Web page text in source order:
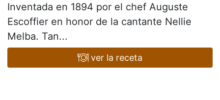
Inventada en 1894 por el chef Auguste
Escoffier en honor de la cantante Nellie
Melba. Tan...
ver la receta